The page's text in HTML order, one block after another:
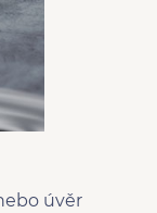
úvěr